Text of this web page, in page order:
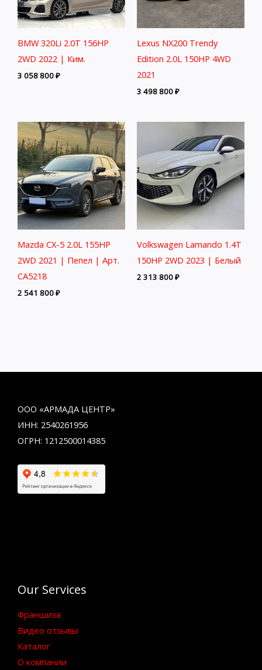
BMW 320Li 2.0T 156HP
2WD 2022 | Ким.
3 058 800₽
Lexus NX200 Trendy
Edition 2.0L 150HP 4WD
2021
3 498 800₽
Mazda CX-5 2.0L 155HP
2WD 2021 | Пепел | Арт.
CA5218
2 541 800₽
Volkswagen Lamando 1.4T
150HP 2WD 2023 | Белый
2 313 800₽
ООО «АРМАДА ЦЕНТР»
ИНН: 2540261956
ОГРН: 1212500014385
Our Services
Франшиза
Видео отзывы
Каталог
О компании